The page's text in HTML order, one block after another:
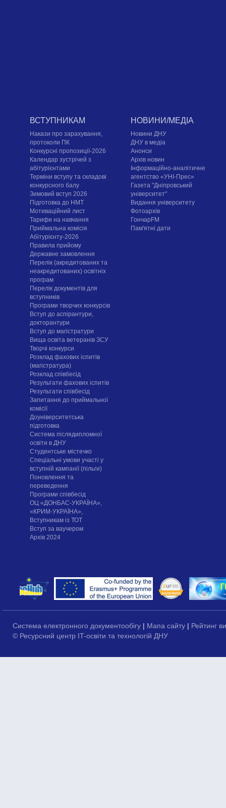
ВСТУПНИКАМ
Накази про зарахування,
протоколи ПК
Конкурсні пропозиції-2026
Календар зустрічей з
абітурієнтами
Терміни вступу та складові
конкурсного балу
Зимовий вступ 2026
Підготовка до НМТ
Мотиваційний лист
Тарифи на навчання
Приймальна комісія
Абітурієнту-2026
Правила прийому
Державне замовлення
Перелік (акредитованих та
неакредитованих) освітніх
програм
Перелік документів для
вступників
Програми творчих конкурсiв
Вступ до аспірантури,
докторантури
Вступ до магістратури
Вища освіта ветеранів ЗСУ
Творчі конкурси
Розклад фахових іспитів
(магістратура)
Розклад співбесід
Результати фахових іспитів
Результати співбесід
Запитання до приймальної
комісії
Доуніверситетська
підготовка
Система післядипломної
освіти в ДНУ
Cтудентське містечко
Спеціальні умови участі у
вступній кампанії (пільги)
Поновлення та
переведення
Програми співбесід
ОЦ «ДОНБАС-УКРАЇНА»,
«КРИМ-УКРАЇНА»,
Вступникам із ТОТ
Вступ за ваучером
Архів 2024
НОВИНИ/МЕДІА
Новини ДНУ
ДНУ в медіа
Анонси
Архів новин
Інформаційно-аналітичне
агентство «УНІ-Прес»
Газета "Дніпровський
університет"
Видання університету
Фотоархів
ГончарFM
Пам'ятні дати
Система електронного документообігу | Мапа сайту | Рейтинг
© Ресурсний центр IT-освіти та технологій ДНУ